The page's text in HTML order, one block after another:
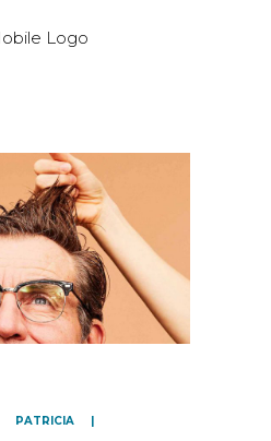
PATRICIA